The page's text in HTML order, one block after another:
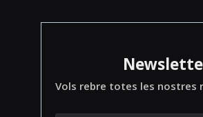
Vols rebre totes les nostres